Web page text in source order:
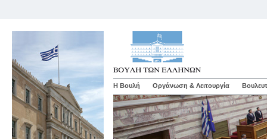
Η Βουλή Οργάνωση & Λειτουργία